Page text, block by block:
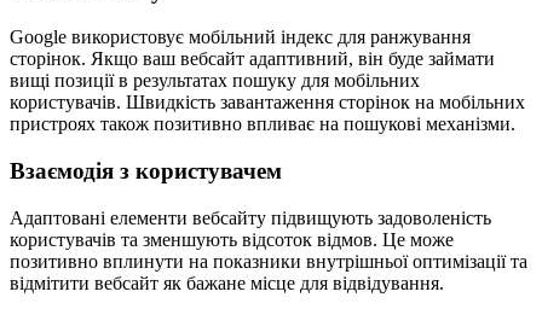
Google використовує мобільний індекс для ранжування
сторінок. Якщо ваш вебсайт адаптивний, він буде займати
вищі позиції в результатах пошуку для мобільних
користувачів. Швидкість завантаження сторінок на мобільних
пристроях також позитивно впливає на пошукові механізми.
Взаємодія з користувачем
Адаптовані елементи вебсайту підвищують задоволеність
користувачів та зменшують відсоток відмов. Це може
позитивно вплинути на показники внутрішньої оптимізації та
відмітити вебсайт як бажане місце для відвідування.